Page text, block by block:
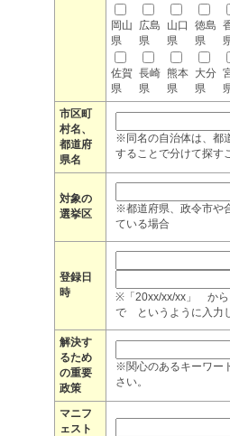
岡山
県
広島
県
山口
県
徳島
県
佐賀
県
長崎
県
熊本
県
大分
県
市区町
村名、
都道府
県名
※同名の自治体は、都
することで分けて探す
対象の
選挙区
※都道府県、政令市や
ている場合
登録日
時
※「20xx/xx/xx」 か
で というように入力
解決す
るため
の重要
政策
※関心のあるキーワー
さい。
マニフ
ェスト